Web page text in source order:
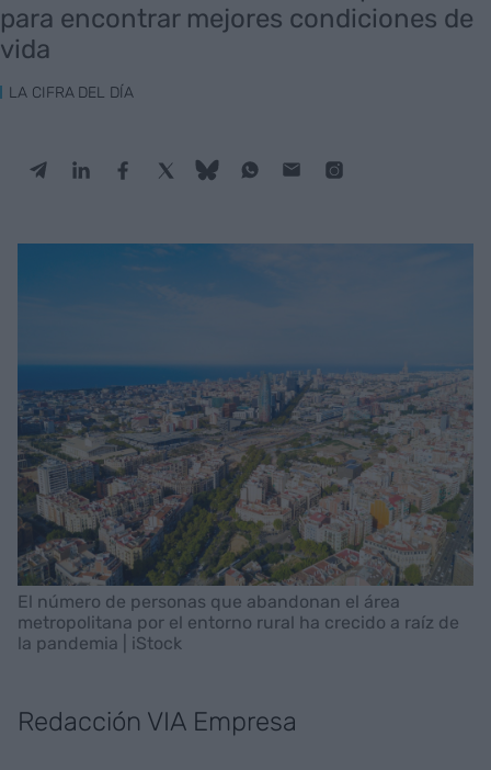
para encontrar mejores condiciones de
vida
LA CIFRA DEL DÍA
El número de personas que abandonan el área
metropolitana por el entorno rural ha crecido a raíz de
la pandemia | iStock
Redacción VIA Empresa